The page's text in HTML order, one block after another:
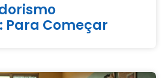
Para Começar